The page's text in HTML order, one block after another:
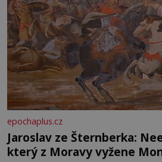
epochaplus.cz
Jaroslav ze Šternberka:
který z Moravy vyžene